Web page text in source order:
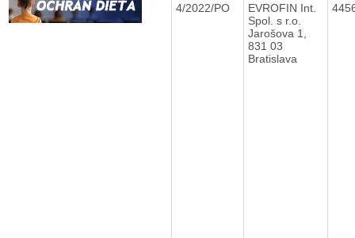
4/2022/PO
EVROFIN Int.
Spol. s r.o.
Jarošova 1,
831 03
Bratislava